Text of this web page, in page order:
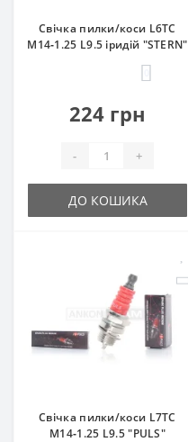
Свічка пилки/коси L6TC
M14‑1.25 L9.5 іридій "STERN"
224 грн
- +
ДО КОШИКА
Свічка пилки/коси L7TC
M14‑1.25 L9.5 "PULS"